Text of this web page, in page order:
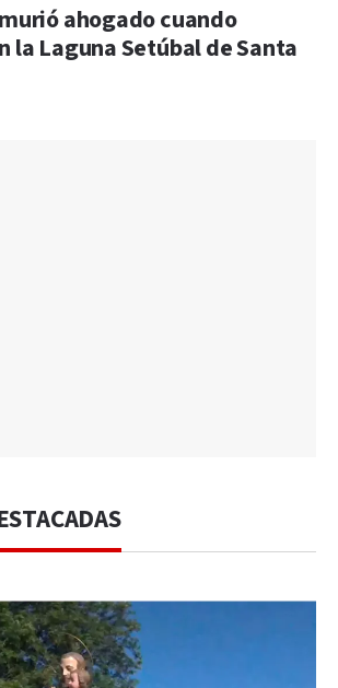
ahogado cuando
la Laguna Setúbal de Santa